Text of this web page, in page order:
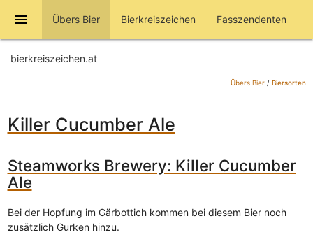
menu Übers Bier Bierkreiszeichen Fasszendenten
bierkreiszeichen.at
Übers Bier/ Biersorten
Killer Cucumber Ale
Steamworks Brewery: Killer Cucumber
Ale
Bei der Hopfung im Gärbottich kommen bei diesem Bier noch
zusätzlich Gurken hinzu.